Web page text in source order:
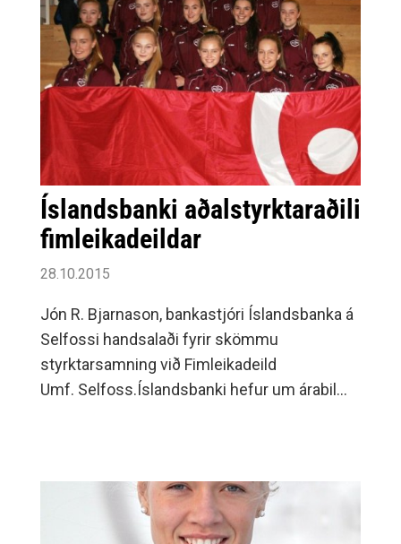
Íslandsbanki aðalstyrktaraðili
fimleikadeildar
28.10.2015
Jón R. Bjarnason, bankastjóri Íslandsbanka á
Selfossi handsalaði fyrir skömmu
styrktarsamning við Fimleikadeild
Umf. Selfoss.Íslandsbanki hefur um árabil